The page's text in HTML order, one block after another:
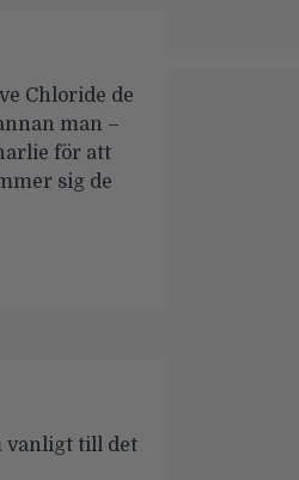
Chloride de
man –
för att
sig de
vanligt till det